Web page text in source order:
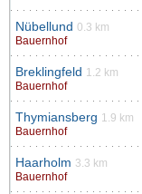
Nübellund 0.3 km
Bauernhof
Breklingfeld 1.2 km
Bauernhof
Thymiansberg 1.9 km
Bauernhof
Haarholm 3.3 km
Bauernhof